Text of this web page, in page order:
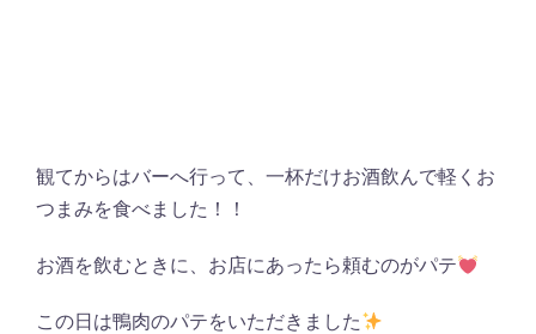
観てからはバーへ行って、一杯だけお酒飲んで軽くお
つまみを食べました！！
お酒を飲むときに、お店にあったら頼むのがパテ
この日は鴨肉のパテをいただきました